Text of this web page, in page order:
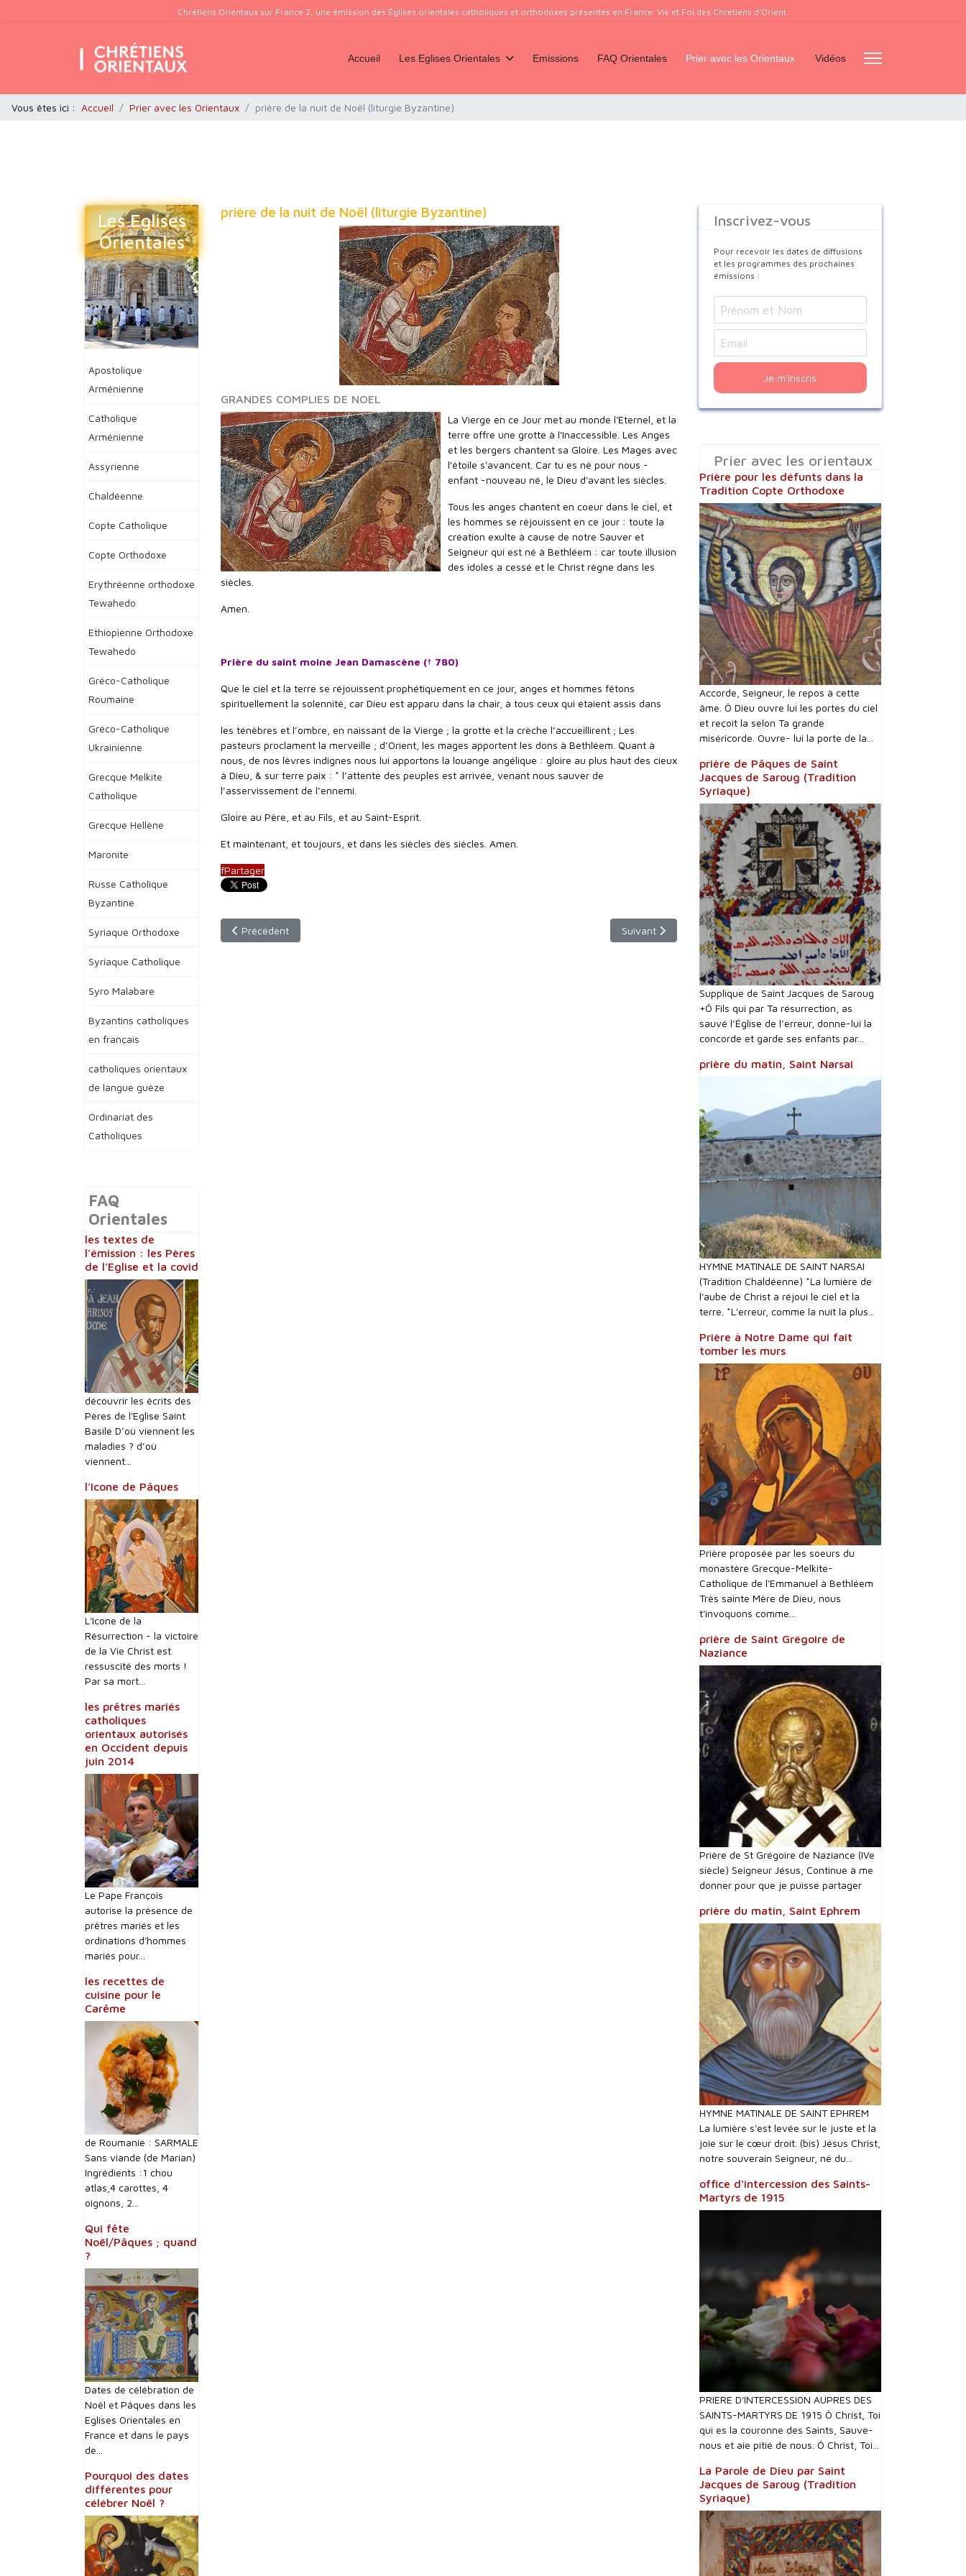
Chrétiens Orientaux sur France 2, une émission des Églises orientales catholiques et orthodoxes présentes en France. Vie et Foi des Chrétiens d’Orient.
Accueil Les Eglises Orientales Emissions FAQ Orientales Prier avec les Orientaux Vidéos
Vous êtes ici : Accueil Prier avec les Orientaux prière de la nuit de Noël (liturgie Byzantine)
Les Eglises
Orientales
Apostolique
Arménienne
Catholique
Arménienne
Assyrienne
Chaldéenne
Copte Catholique
Copte Orthodoxe
Erythréenne orthodoxe
Tewahedo
Ethiopienne Orthodoxe
Tewahedo
Gréco-Catholique
Roumaine
Gréco-Catholique
Ukrainienne
Grecque Melkite
Catholique
Grecque Hellène
Maronite
Russe Catholique
Byzantine
Syriaque Orthodoxe
Syriaque Catholique
Syro Malabare
Byzantins catholiques
en français
catholiques orientaux
de langue guèze
Ordinariat des
Catholiques
FAQ
Orientales
les textes de
l'émission : les Pères
de l'Eglise et la covid
découvrir les écrits des
Pères de l'Eglise Saint
Basile D’où viennent les
maladies ? d’où
viennent...
l'Icone de Pâques
L'Icone de la
Résurrection - la victoire
de la Vie Christ est
ressuscité des morts !
Par sa mort...
les prêtres mariés
catholiques
orientaux autorisés
en Occident depuis
juin 2014
Le Pape François
autorise la présence de
prêtres mariés et les
ordinations d'hommes
mariés pour...
les recettes de
cuisine pour le
Carême
de Roumanie : SARMALE
Sans viande (de Marian)
Ingrédients :1 chou
atlas,4 carottes, 4
oignons, 2...
Qui fête
Noël/Pâques ; quand
?
Dates de célébration de
Noël et Pâques dans les
Eglises Orientales en
France et dans le pays
de...
Pourquoi des dates
différentes pour
célébrer Noël ?
prière de la nuit de Noël (liturgie Byzantine)
GRANDES COMPLIES DE NOEL
La Vierge en ce Jour met au monde l'Eternel, et la
terre offre une grotte à l'Inaccessible. Les Anges
et les bergers chantent sa Gloire. Les Mages avec
l'étoile s'avancent. Car tu es né pour nous -
enfant -nouveau né, le Dieu d'avant les siècles.
Tous les anges chantent en coeur dans le ciel, et
les hommes se réjouissent en ce jour : toute la
création exulte à cause de notre Sauver et
Seigneur qui est né à Bethléem : car toute illusion
des idoles a cessé et le Christ règne dans les
siècles.
Amen.
Prière du saint moine Jean Damascène († 780)
Que le ciel et la terre se réjouissent prophétiquement en ce jour, anges et hommes fêtons
spirituellement la solennité, car Dieu est apparu dans la chair, à tous ceux qui étaient assis dans
les ténèbres et l’ombre, en naissant de la Vierge ; la grotte et la crèche l’accueillirent ; Les
pasteurs proclament la merveille ; d’Orient, les mages apportent les dons à Bethléem. Quant à
nous, de nos lèvres indignes nous lui apportons la louange angélique : gloire au plus haut des cieux
à Dieu, & sur terre paix : * l’attente des peuples est arrivée, venant nous sauver de
l’asservissement de l’ennemi.
Gloire au Père, et au Fils, et au Saint-Esprit.
Et maintenant, et toujours, et dans les siècles des siècles. Amen.
fPartager
Article précédent : prière de Saint Grégoire de Naziance
Précédent Article suivant : Prière des jeunes arméniens catholiques de Qamishli pour
Suivant
Inscrivez-vous
Pour recevoir les dates de diffusions
et les programmes des prochaines
émissions :
Je m'inscris
Prier avec les orientaux
Prière pour les défunts dans la
Tradition Copte Orthodoxe
Accorde, Seigneur, le repos à cette
âme. Ô Dieu ouvre lui les portes du ciel
et reçoit la selon Ta grande
miséricorde. Ouvre- lui la porte de la...
prière de Pâques de Saint
Jacques de Saroug (Tradition
Syriaque)
Supplique de Saint Jacques de Saroug
+Ô Fils qui par Ta résurrection, as
sauvé l’Église de l’erreur, donne-lui la
concorde et garde ses enfants par...
prière du matin, Saint Narsai
HYMNE MATINALE DE SAINT NARSAI
(Tradition Chaldéenne) *La lumière de
l'aube de Christ a réjoui le ciel et la
terre. *L'erreur, comme la nuit la plus...
Prière à Notre Dame qui fait
tomber les murs
Prière proposée par les soeurs du
monastère Grecque-Melkite-
Catholique de l'Emmanuel à Bethléem
Très sainte Mère de Dieu, nous
t'invoquons comme...
prière de Saint Grégoire de
Naziance
Prière de St Grégoire de Naziance (IVe
siècle) Seigneur Jésus, Continue à me
donner pour que je puisse partager
prière du matin, Saint Ephrem
HYMNE MATINALE DE SAINT EPHREM
La lumière s'est levée sur le juste et la
joie sur le cœur droit. (bis) Jésus Christ,
notre souverain Seigneur, né du...
office d'intercession des Saints-
Martyrs de 1915
PRIERE D'INTERCESSI0N AUPRES DES
SAINTS-MARTYRS DE 1915 Ô Christ, Toi
qui es la couronne des Saints, Sauve-
nous et aie pitié de nous. Ô Christ, Toi...
La Parole de Dieu par Saint
Jacques de Saroug (Tradition
Syriaque)